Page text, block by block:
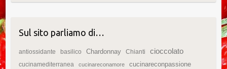
Sul sito parliamo di…
antiossidante basilico Chardonnay Chianti cioccolato
cucinamediterranea cucinareconamore cucinareconpassione